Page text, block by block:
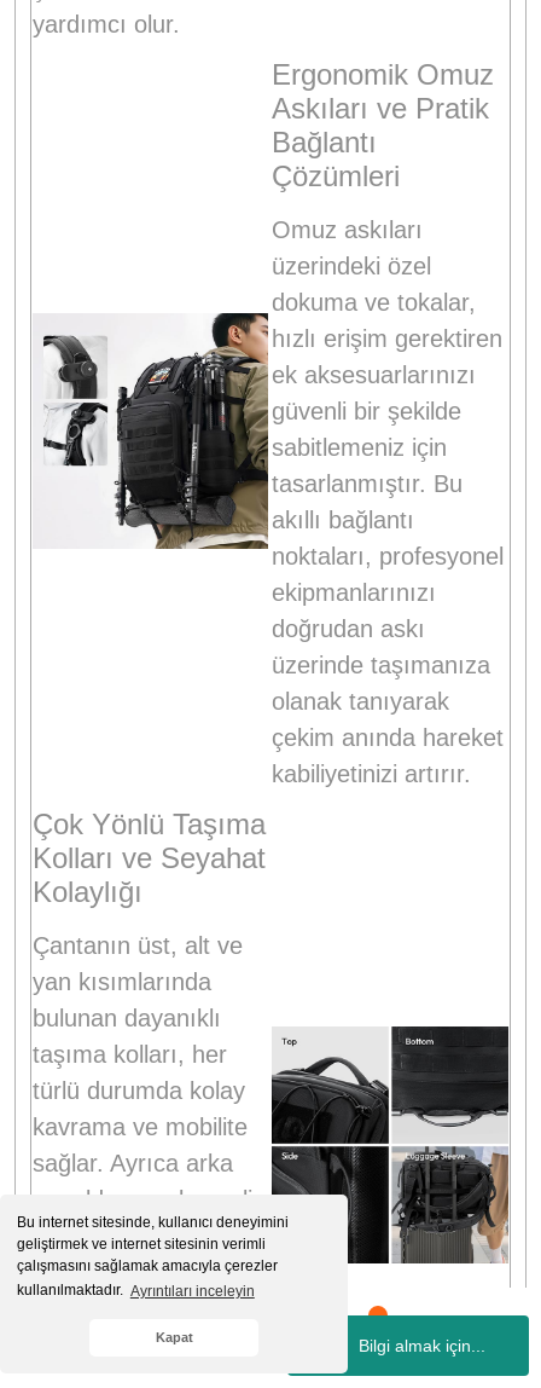
Bu internet sitesinde, kullanıcı deneyimini
geliştirmek ve internet sitesinin verimli
çalışmasını sağlamak amacıyla çerezler
kullanılmaktadır. Ayrıntıları inceleyin
Kapat Bilgi almak için...
yardımcı olur.
Ergonomik Omuz
Askıları ve Pratik
Bağlantı
Çözümleri
Omuz askıları
üzerindeki özel
dokuma ve tokalar,
hızlı erişim gerektiren
ek aksesuarlarınızı
güvenli bir şekilde
sabitlemeniz için
tasarlanmıştır. Bu
akıllı bağlantı
noktaları, profesyonel
ekipmanlarınızı
doğrudan askı
üzerinde taşımanıza
olanak tanıyarak
çekim anında hareket
kabiliyetinizi artırır.
Çok Yönlü Taşıma
Kolları ve Seyahat
Kolaylığı
Çantanın üst, alt ve
yan kısımlarında
bulunan dayanıklı
taşıma kolları, her
türlü durumda kolay
kavrama ve mobilite
sağlar. Ayrıca arka
panelde yer alan valiz
askısı (luggage
sleeve),
çantanızı valizinizin
Sepetim İletişim